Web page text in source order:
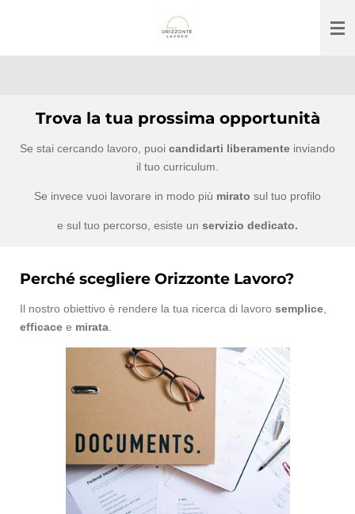
Trova la tua prossima opportunità
Se stai cercando lavoro, puoi candidarti liberamente inviando
il tuo curriculum.
Se invece vuoi lavorare in modo più mirato sul tuo profilo
e sul tuo percorso, esiste un servizio dedicato.
Perché scegliere Orizzonte Lavoro?
Il nostro obiettivo è rendere la tua ricerca di lavoro semplice
efficace e mirata